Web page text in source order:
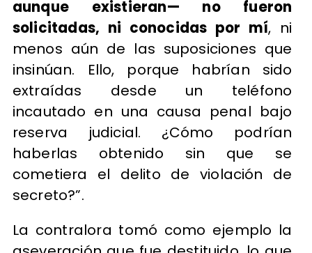
aunque existieran— no fueron
solicitadas, ni conocidas por mí, ni
menos aún de las suposiciones que
insinúan. Ello, porque habrían sido
extraídas desde un teléfono
incautado en una causa penal bajo
reserva judicial. ¿Cómo podrían
haberlas obtenido sin que se
cometiera el delito de violación de
secreto?”.
La contralora tomó como ejemplo la